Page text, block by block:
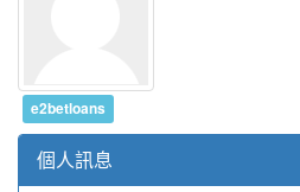
e2betloans
個人訊息